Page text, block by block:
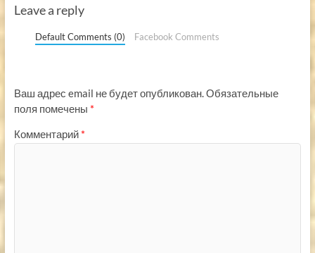
Leave a reply
Default Comments (0) Facebook Comments
Ваш адрес email не будет опубликован.Обязательные
поля помечены *
Комментарий *